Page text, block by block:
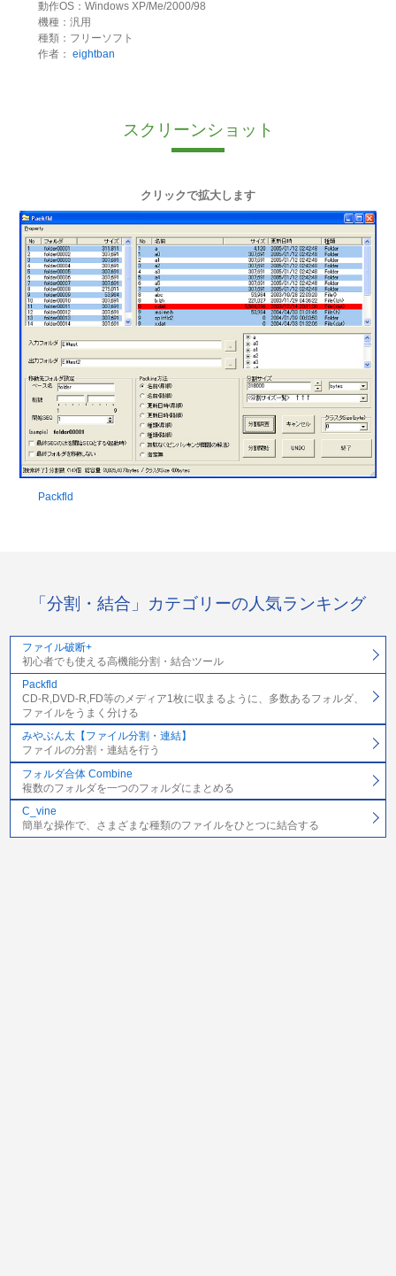
動作OS：Windows XP/Me/2000/98
機種：汎用
種類：フリーソフト
作者： eightban
スクリーンショット
クリックで拡大します
Packfld
「分割・結合」カテゴリーの人気ランキング
ファイル破断+
初心者でも使える高機能分割・結合ツール
Packfld
CD-R,DVD-R,FD等のメディア1枚に収まるように、多数あるフォルダ、
ファイルをうまく分ける
みやぶん太【ファイル分割・連結】
ファイルの分割・連結を行う
フォルダ合体 Combine
複数のフォルダを一つのフォルダにまとめる
C_vine
簡単な操作で、さまざまな種類のファイルをひとつに結合する